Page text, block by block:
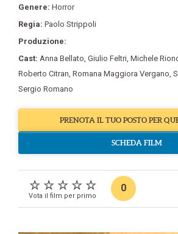
Genere: Horror
Regia: Paolo Strippoli
Produzione:
Cast: Anna Bellato Giulio Feltri Michele
Roberto Citran Romana Maggiora Vergano
Sergio Romano
PRENOTA IL TUO POSTO PER
SCHEDA FILM
Vota il film per primo
0